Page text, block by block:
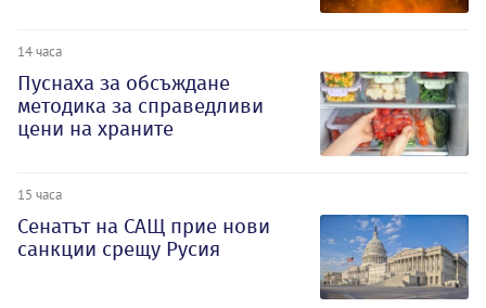
14 часа
Пуснаха за обсъждане
методика за справедливи
цени на храните
15 часа
Сенатът на САЩ прие нови
санкции срещу Русия